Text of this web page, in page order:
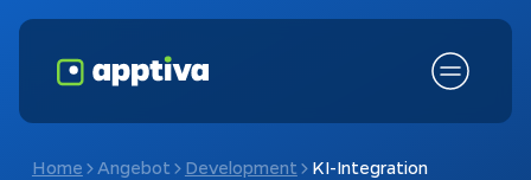
Home Angebot Development KI-Integration